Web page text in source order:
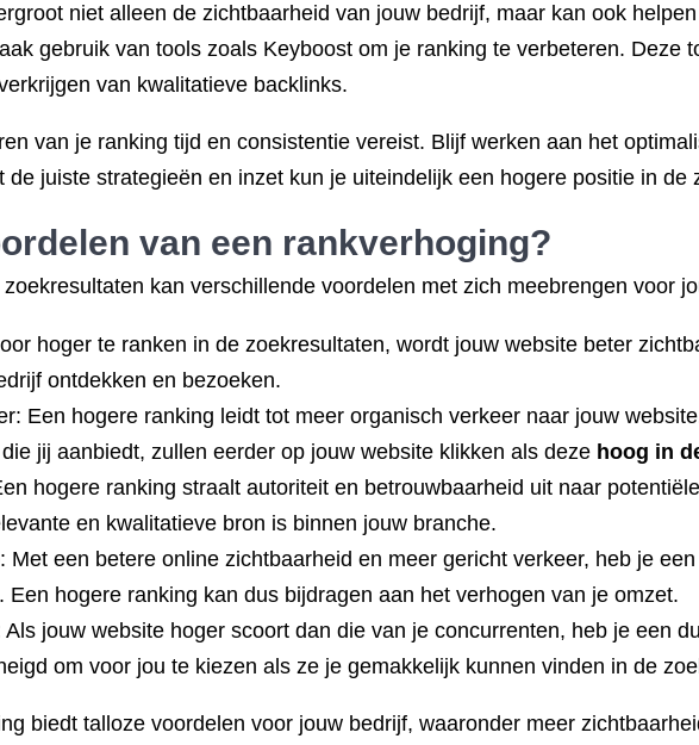
niet alleen de zichtbaarheid van jouw bedrijf, maar kan ook
gebruik van tools zoals Keyboost om je ranking te verbeteren. Deze
van kwalitatieve backlinks.
van je ranking tijd en consistentie vereist. Blijf werken aan het
de juiste strategieën en inzet kun je uiteindelijk een hogere positie in de
van een rankverhoging?
kan verschillende voordelen met zich meebrengen voor
hoger te ranken in de zoekresultaten, wordt jouw website beter
ontdekken en bezoeken.
Een hogere ranking leidt tot meer organisch verkeer naar jouw
jij aanbiedt, zullen eerder op jouw website klikken als deze hoog in
hogere ranking straalt autoriteit en betrouwbaarheid uit naar
en kwalitatieve bron is binnen jouw branche.
Met een betere online zichtbaarheid en meer gericht verkeer, heb je
Een hogere ranking kan dus bijdragen aan het verhogen van je omzet.
jouw website hoger scoort dan die van je concurrenten, heb je een
om voor jou te kiezen als ze je gemakkelijk kunnen vinden in de
biedt talloze voordelen voor jouw bedrijf, waaronder meer